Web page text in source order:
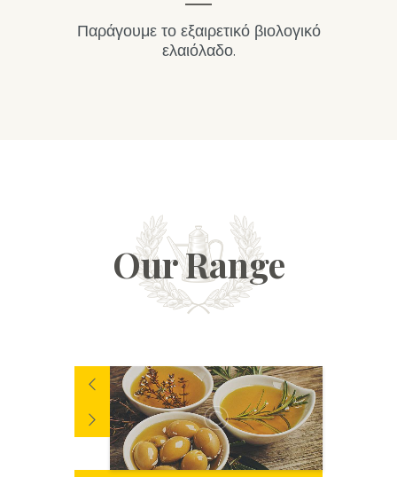
Παράγουμε το εξαιρετικό βιολογικό
ελαιόλαδο.
Our Range